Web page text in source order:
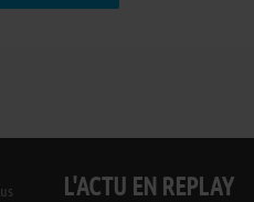
L'ACTU EN REPLAY